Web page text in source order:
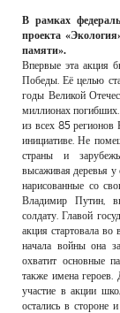
ОБЪЯВЛЕНИЯ
КОНТАКТЫ
В рамках
проекта
памяти».
Впервые эта акция
Победы. Её целью
годы Великой
миллионах
из всех 85 регионов
инициативе. Не
страны и
высаживая деревья у
нарисованные со
Владимир Путин,
солдату. Главой
акция стартовала
начала войны она
охватит основные
также имена героев.
участие в акции
остались в стороне